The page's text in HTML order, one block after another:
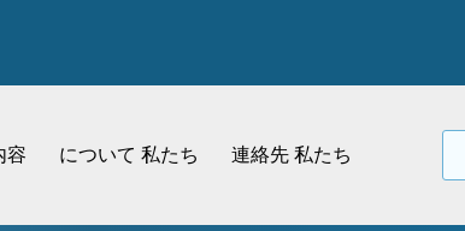
容 について 私たち 連絡先 私たち